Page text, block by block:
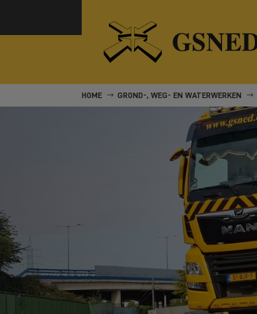
HOME GROND-, WEG- EN WATERWERKEN